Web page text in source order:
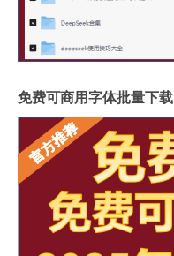
免费可商用字体批量下载